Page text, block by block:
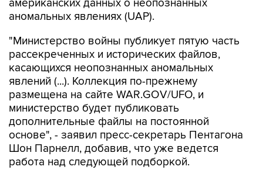
"Министерство войны публикует пятую часть
касающихся неопознанных аномальных
явлений (...). Коллекция по-прежнему
размещена на сайте WAR.GOV/UFO, и
министерство будет публиковать
дополнительные файлы на постоянной
основе", - заявил пресс-секретарь Пентагона
Шон Парнелл, добавив, что уже ведется
работа над следующей подборкой.
Как и в предыдущих публикациях, в